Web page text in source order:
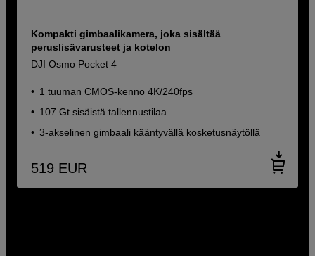
Kompakti gimbaalikamera, joka sisältää
peruslisävarusteet ja kotelon
DJI Osmo Pocket 4
1 tuuman CMOS-kenno 4K/240fps
107 Gt sisäistä tallennustilaa
3-akselinen gimbaali kääntyvällä kosketusnäytöllä
519 EUR